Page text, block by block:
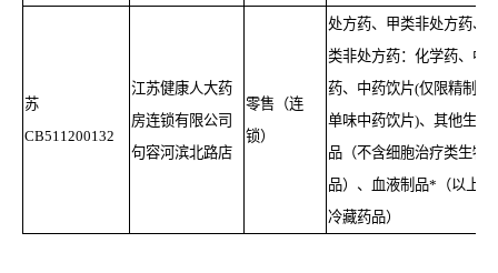
苏
CB511200132
江苏健康人大药
房连锁有限公司
句容河滨北路店
零售（连
锁）
处方药、甲类非处方药、
类非处方药：化学药、中
药、中药饮片(仅限精制包
单味中药饮片)、其他生物
品（不含细胞治疗类生物
品）、血液制品*（以上含
冷藏药品）